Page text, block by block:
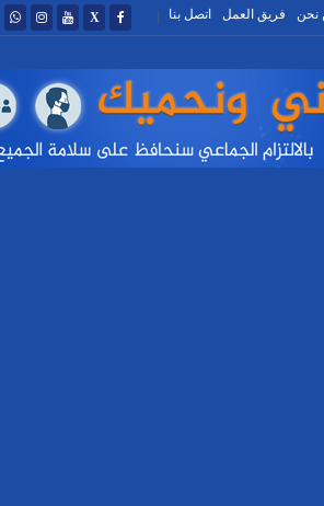
اتصل بنا فريق العمل نحن